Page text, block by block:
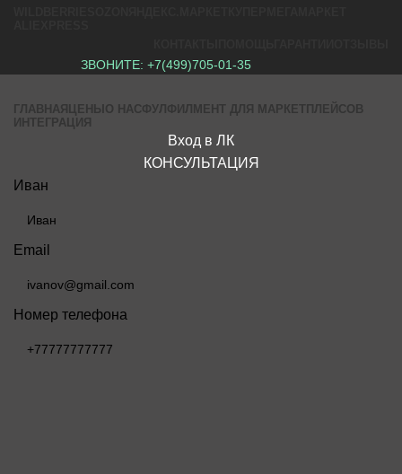
ЗВОНИТЕ:+7(499)705-01-35
ГЛАВНАЯ ЦЕНЫ О НАСФУЛФИЛМЕНТ ДЛЯ МАРКЕТПЛЕЙСОВ
ИНТЕГРАЦИЯ
Вход в ЛК
КОНСУЛЬТАЦИЯ
Иван
Email
Номер телефона